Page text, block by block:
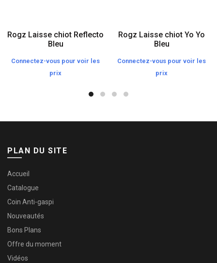
Rogz Laisse chiot Reflecto
Bleu
Connectez-vous pour voir les
prix
Rogz Laisse chiot Yo Yo
Bleu
Connectez-vous pour voir les
prix
PLAN DU SITE
Accueil
Catalogue
Coin Anti-gaspi
Nouveautés
Bons Plans
Offre du moment
Vidéos